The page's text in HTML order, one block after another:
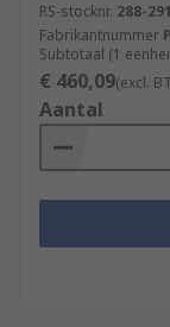
RS-stocknr. 288-
Fabrikantnummer
Subtotaal (1
€ 460,09(excl.
Aantal